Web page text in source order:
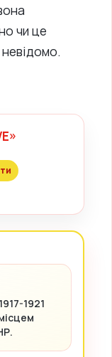
чи це
1921